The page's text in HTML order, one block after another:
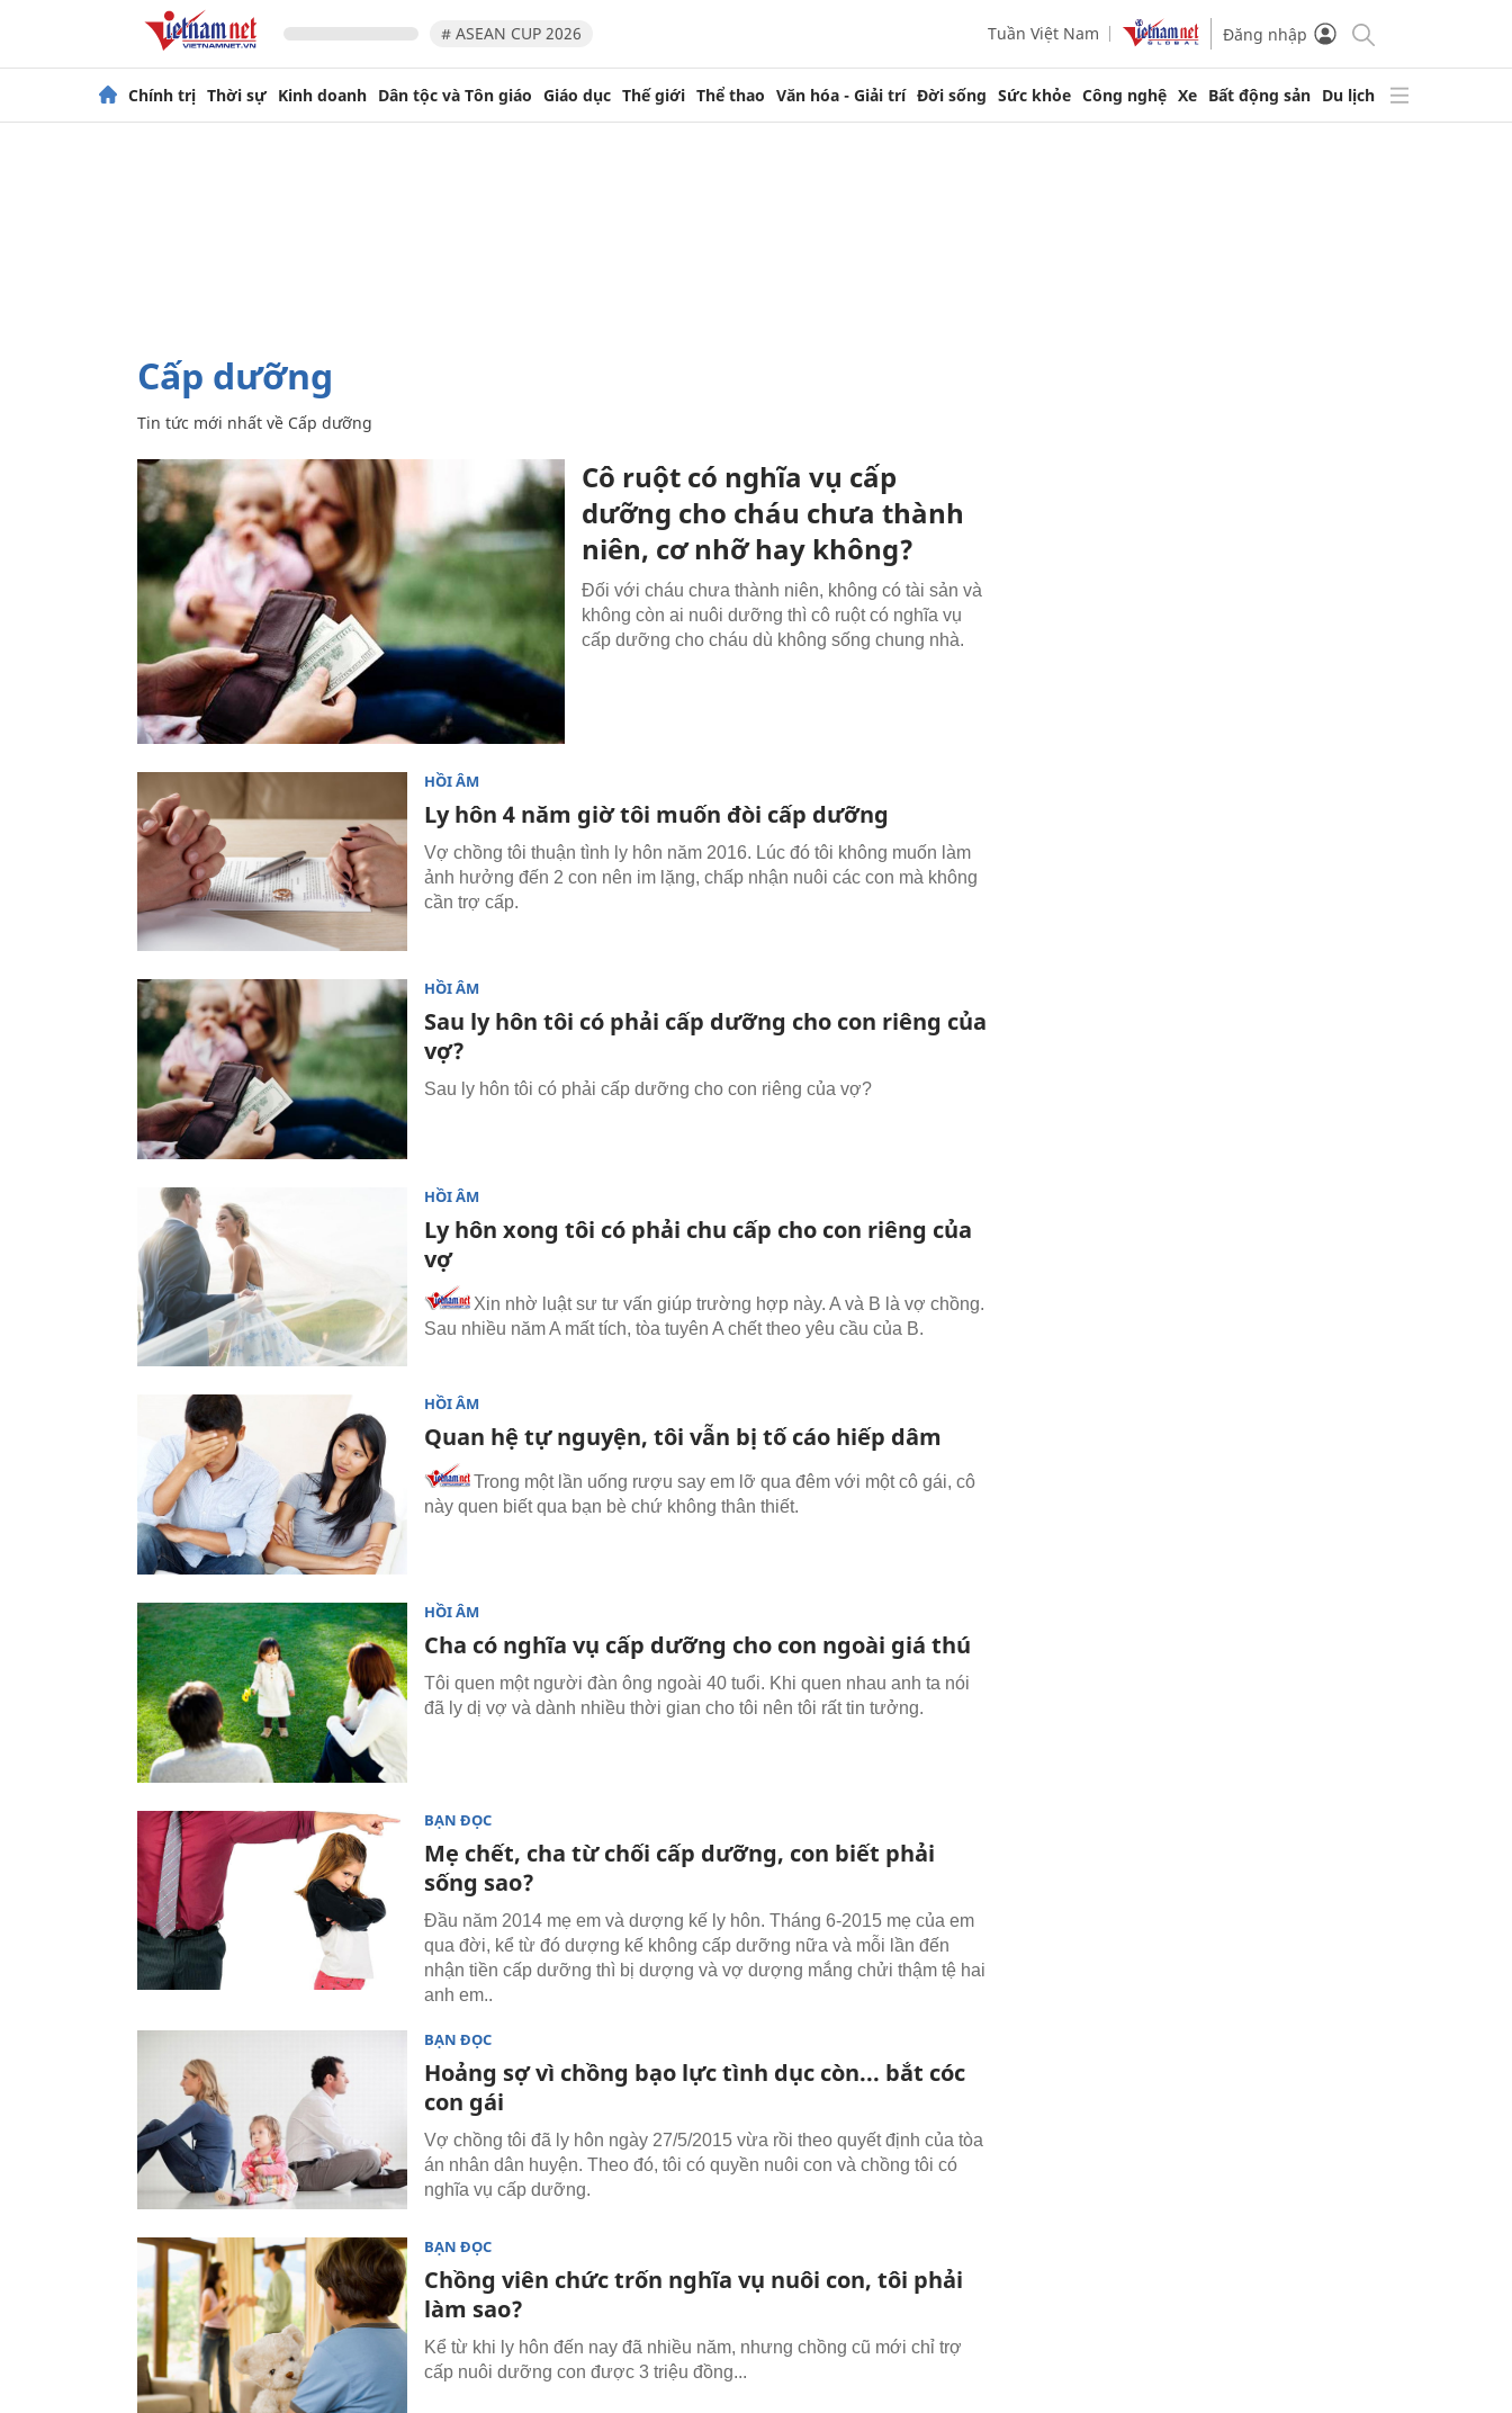
# ASEAN CUP 2026 Tuần Việt Nam Đăng nhập
Chính trị Thời sự Kinh doanh Dân tộc và Tôn giáo Giáo dục Thế giới Thể thao Văn hóa - Giải trí Đời sống Sức khỏe Công nghệ Xe Bất động sản Du lịch
Cấp dưỡng
Tin tức mới nhất về Cấp dưỡng
Cô ruột có nghĩa vụ cấp
dưỡng cho cháu chưa thành
niên, cơ nhỡ hay không?
Đối với cháu chưa thành niên, không có tài sản và
không còn ai nuôi dưỡng thì cô ruột có nghĩa vụ
cấp dưỡng cho cháu dù không sống chung nhà.
HỒI ÂM
Ly hôn 4 năm giờ tôi muốn đòi cấp dưỡng
Vợ chồng tôi thuận tình ly hôn năm 2016. Lúc đó tôi không muốn làm
ảnh hưởng đến 2 con nên im lặng, chấp nhận nuôi các con mà không
cần trợ cấp.
HỒI ÂM
Sau ly hôn tôi có phải cấp dưỡng cho con riêng của
vợ?
Sau ly hôn tôi có phải cấp dưỡng cho con riêng của vợ?
HỒI ÂM
Ly hôn xong tôi có phải chu cấp cho con riêng của
vợ
Xin nhờ luật sư tư vấn giúp trường hợp này. A và B là vợ chồng.
Sau nhiều năm A mất tích, tòa tuyên A chết theo yêu cầu của B.
HỒI ÂM
Quan hệ tự nguyện, tôi vẫn bị tố cáo hiếp dâm
Trong một lần uống rượu say em lỡ qua đêm với một cô gái, cô
này quen biết qua bạn bè chứ không thân thiết.
HỒI ÂM
Cha có nghĩa vụ cấp dưỡng cho con ngoài giá thú
Tôi quen một người đàn ông ngoài 40 tuổi. Khi quen nhau anh ta nói
đã ly dị vợ và dành nhiều thời gian cho tôi nên tôi rất tin tưởng.
BẠN ĐỌC
Mẹ chết, cha từ chối cấp dưỡng, con biết phải
sống sao?
Đầu năm 2014 mẹ em và dượng kế ly hôn. Tháng 6-2015 mẹ của em
qua đời, kể từ đó dượng kế không cấp dưỡng nữa và mỗi lần đến
nhận tiền cấp dưỡng thì bị dượng và vợ dượng mắng chửi thậm tệ hai
anh em..
BẠN ĐỌC
Hoảng sợ vì chồng bạo lực tình dục còn... bắt cóc
con gái
Vợ chồng tôi đã ly hôn ngày 27/5/2015 vừa rồi theo quyết định của tòa
án nhân dân huyện. Theo đó, tôi có quyền nuôi con và chồng tôi có
nghĩa vụ cấp dưỡng.
BẠN ĐỌC
Chồng viên chức trốn nghĩa vụ nuôi con, tôi phải
làm sao?
Kể từ khi ly hôn đến nay đã nhiều năm, nhưng chồng cũ mới chỉ trợ
cấp nuôi dưỡng con được 3 triệu đồng...